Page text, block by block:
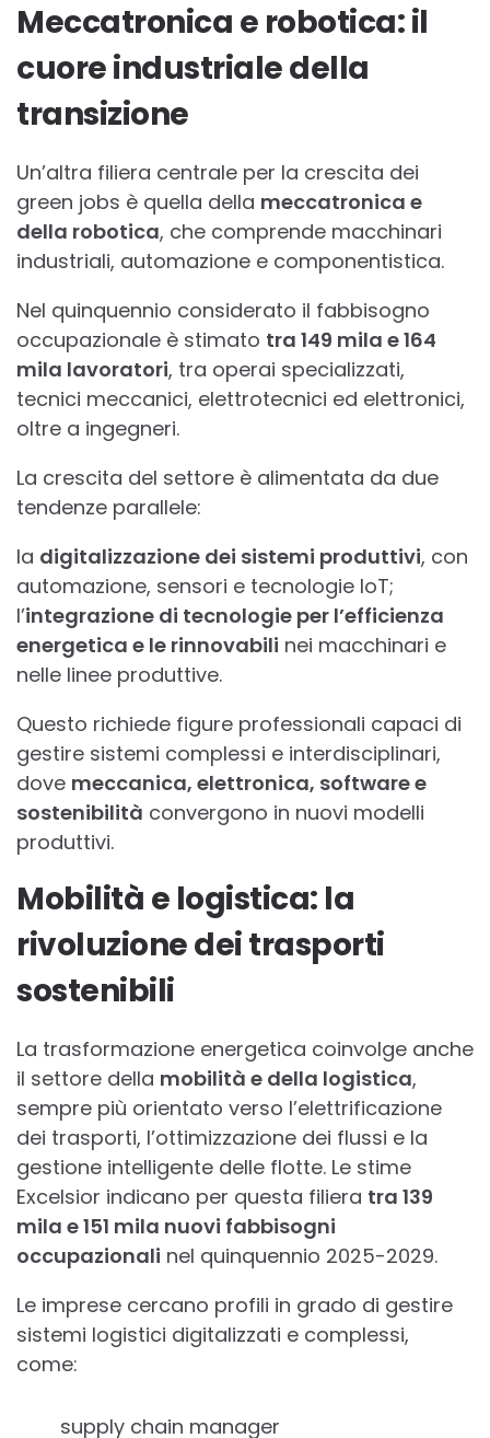
Meccatronica e robotica: il
cuore industriale della
transizione
Un’altra filiera centrale per la crescita dei
green jobs è quella della meccatronica e
della robotica, che comprende macchinari
industriali, automazione e componentistica.
Nel quinquennio considerato il fabbisogno
occupazionale è stimato tra 149 mila e 164
mila lavoratori, tra operai specializzati,
tecnici meccanici, elettrotecnici ed elettronici,
oltre a ingegneri.
La crescita del settore è alimentata da due
tendenze parallele:
la digitalizzazione dei sistemi produttivi, con
automazione, sensori e tecnologie IoT;
l’integrazione di tecnologie per l’efficienza
energetica e le rinnovabili nei macchinari e
nelle linee produttive.
Questo richiede figure professionali capaci di
gestire sistemi complessi e interdisciplinari,
dove meccanica, elettronica, software e
sostenibilità convergono in nuovi modelli
produttivi.
Mobilità e logistica: la
rivoluzione dei trasporti
sostenibili
La trasformazione energetica coinvolge anche
il settore della mobilità e della logistica,
sempre più orientato verso l’elettrificazione
dei trasporti, l’ottimizzazione dei flussi e la
gestione intelligente delle flotte. Le stime
Excelsior indicano per questa filiera tra 139
mila e 151 mila nuovi fabbisogni
occupazionali nel quinquennio 2025-2029.
Le imprese cercano profili in grado di gestire
sistemi logistici digitalizzati e complessi,
come:
supply chain manager